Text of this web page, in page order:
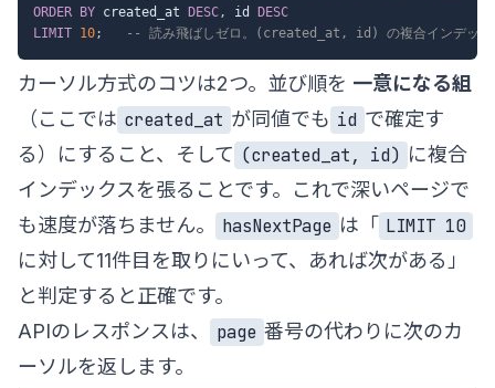
ORDER
BY created_at DESC, id
DESC
LIMIT 10; -- 読み飛ばしゼロ。(created_at, id) の複合インデック
カーソル方式のコツは2つ。並び順を 一意になる組
（ここでは created_at が同値でも id で確定す
る）にすること、そして (created_at, id) に複合
インデックスを張ることです。これで深いページで
も速度が落ちません。
hasNextPage は「 LIMIT 10
に対して11件目を取りにいって、あれば次がある」
と判定すると正確です。
APIのレスポンスは、
page 番号の代わりに次のカ
ーソルを返します。